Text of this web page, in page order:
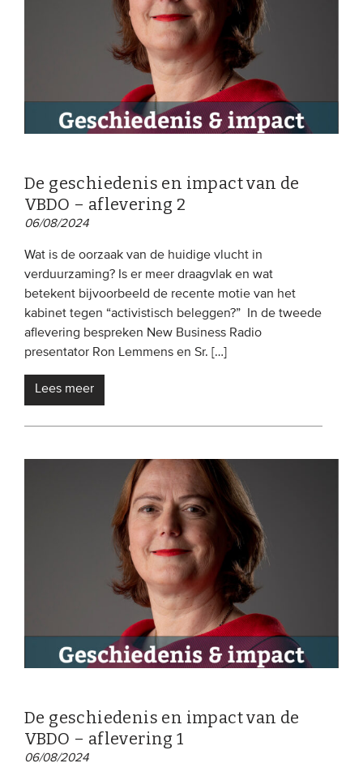
De geschiedenis en impact van de
VBDO – aflevering 2
06/08/2024
Wat is de oorzaak van de huidige vlucht in
verduurzaming? Is er meer draagvlak en wat
betekent bijvoorbeeld de recente motie van het
kabinet tegen “activistisch beleggen?” In de tweede
aflevering bespreken New Business Radio
presentator Ron Lemmens en Sr. […]
Lees meer
De geschiedenis en impact van de
VBDO – aflevering 1
06/08/2024